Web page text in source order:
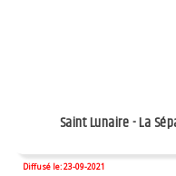
Saint Lunaire - La
Diffusé le: 23-09-2021